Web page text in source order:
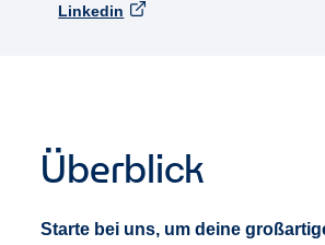
Linkedin
Überblick
Starte bei uns, um deine